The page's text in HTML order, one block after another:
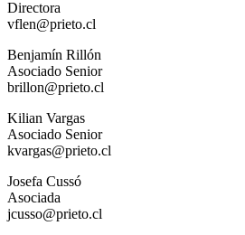
Directora
vflen@prieto.cl
Benjamín Rillón
Asociado Senior
brillon@prieto.cl
Kilian Vargas
Asociado Senior
kvargas@prieto.cl
Josefa Cussó
Asociada
jcusso@prieto.cl